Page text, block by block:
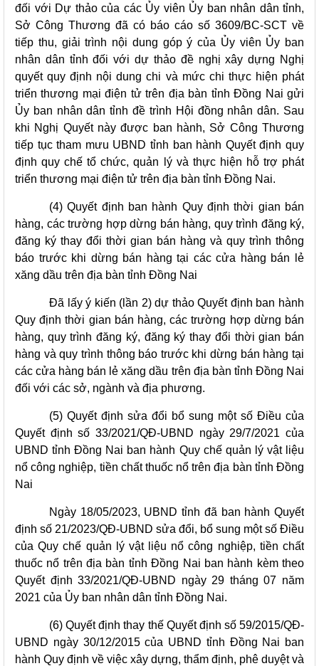
đối với Dự thảo của các Ủy viên Ủy ban nhân dân tỉnh,
Sở Công Thương đã có báo cáo số 3609/BC-SCT về
tiếp thu, giải trình nội dung góp ý của Ủy viên Ủy ban
nhân dân tỉnh đối với dự thảo đề nghị xây dựng Nghị
quyết quy định nội dung chi và mức chi thực hiện phát
triển thương mại điện tử trên địa bàn tỉnh Đồng Nai gửi
Ủy ban nhân dân tỉnh đề trình Hội đồng nhân dân. Sau
khi Nghị Quyết này được ban hành, Sở Công Thương
tiếp tục tham mưu UBND tỉnh ban hành Quyết định quy
định quy chế tổ chức, quản lý và thực hiện hỗ trợ phát
triển thương mại điện tử trên địa bàn tỉnh Đồng Nai.
(4) Quyết định ban hành Quy định thời gian bán
hàng, các trường hợp dừng bán hàng, quy trình đăng ký,
đăng ký thay đổi thời gian bán hàng và quy trình thông
báo trước khi dừng bán hàng tại các cửa hàng bán lẻ
xăng dầu trên địa bàn tỉnh Đồng Nai
Đã lấy ý kiến (lần 2) dự thảo Quyết định ban hành
Quy định thời gian bán hàng, các trường hợp dừng bán
hàng, quy trình đăng ký, đăng ký thay đổi thời gian bán
hàng và quy trình thông báo trước khi dừng bán hàng tại
các cửa hàng bán lẻ xăng dầu trên địa bàn tỉnh Đồng Nai
đối với các sở, ngành và địa phương.
(5) Quyết định sửa đổi bổ sung một số Điều của
Quyết định số 33/2021/QĐ-UBND ngày 29/7/2021 của
UBND tỉnh Đồng Nai ban hành Quy chế quản lý vật liệu
nổ công nghiệp, tiền chất thuốc nổ trên địa bàn tỉnh Đồng
Nai
Ngày 18/05/2023, UBND tỉnh đã ban hành Quyết
định số 21/2023/QĐ-UBND sửa đổi, bổ sung một số Điều
của Quy chế quản lý vật liệu nổ công nghiệp, tiền chất
thuốc nổ trên địa bàn tỉnh Đồng Nai ban hành kèm theo
Quyết định 33/2021/QĐ-UBND ngày 29 tháng 07 năm
2021 của Ủy ban nhân dân tỉnh Đồng Nai.
(6) Quyết định thay thế Quyết định số 59/2015/QĐ-
UBND ngày 30/12/2015 của UBND tỉnh Đồng Nai ban
hành Quy định về việc xây dựng, thẩm định, phê duyệt và